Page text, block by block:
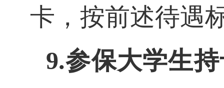
卡，按前述待遇
9.参保大学生